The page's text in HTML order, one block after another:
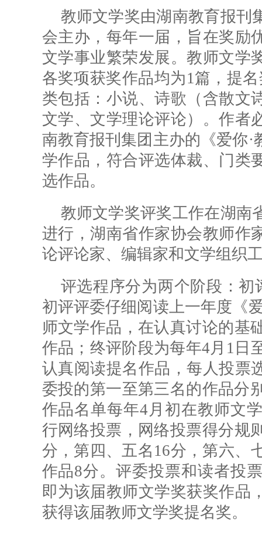
教师文学奖由湖南教育报刊
会主办，每年一届，旨在奖励
文学事业繁荣发展。教师文学
各奖项获奖作品均为1篇，提
类包括：小说、诗歌（含散文
文学、文学理论评论）。作者
南教育报刊集团主办的《爱你
学作品，符合评选体裁、门类
选作品。
教师文学奖评奖工作在湖南
进行，湖南省作家协会教师作
论评论家、编辑家和文学组织
评选程序分为两个阶段：初
初评评委仔细阅读上一年度《
师文学作品，在认真讨论的基
作品；终评阶段为每年4月1日
认真阅读提名作品，每人投票
委投的第一至第三名的作品分
作品名单每年4月初在教师文
行网络投票，网络投票得分规
分，第四、五名16分，第六、
作品8分。评委投票和读者投
即为该届教师文学奖获奖作品
获得该届教师文学奖提名奖。